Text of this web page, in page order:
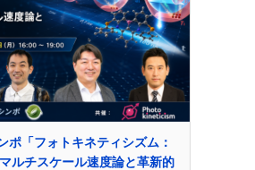
ポ「フォトキネティシズム：
ルチスケール速度論と革新的